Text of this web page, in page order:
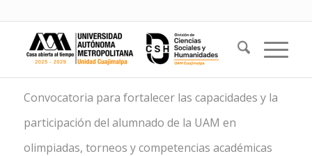
Convocatoria para fortalecer las capacidades y la
participación del alumnado de la UAM en
olimpiadas, torneos y competencias académicas